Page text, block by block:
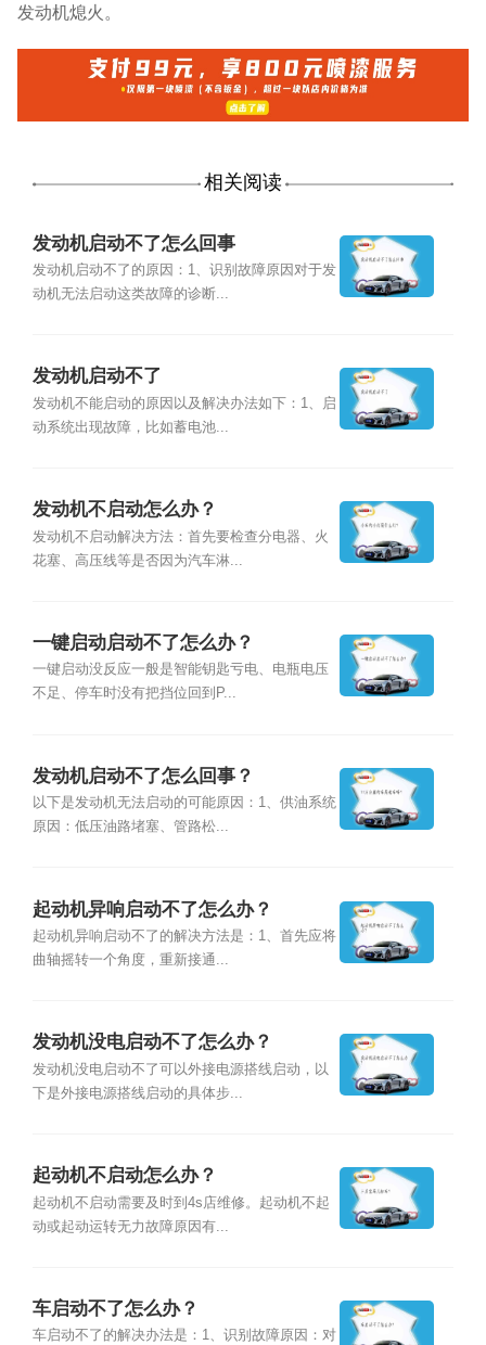
发动机熄火。
相关阅读
发动机启动不了怎么回事
发动机启动不了的原因：1、识别故障原因对于发
动机无法启动这类故障的诊断...
发动机启动不了
发动机不能启动的原因以及解决办法如下：1、启
动系统出现故障，比如蓄电池...
发动机不启动怎么办？
发动机不启动解决方法：首先要检查分电器、火
花塞、高压线等是否因为汽车淋...
一键启动启动不了怎么办？
一键启动没反应一般是智能钥匙亏电、电瓶电压
不足、停车时没有把挡位回到P...
发动机启动不了怎么回事？
以下是发动机无法启动的可能原因：1、供油系统
原因：低压油路堵塞、管路松...
起动机异响启动不了怎么办？
起动机异响启动不了的解决方法是：1、首先应将
曲轴摇转一个角度，重新接通...
发动机没电启动不了怎么办？
发动机没电启动不了可以外接电源搭线启动，以
下是外接电源搭线启动的具体步...
起动机不启动怎么办？
起动机不启动需要及时到4s店维修。起动机不起
动或起动运转无力故障原因有...
车启动不了怎么办？
车启动不了的解决办法是：1、识别故障原因：对